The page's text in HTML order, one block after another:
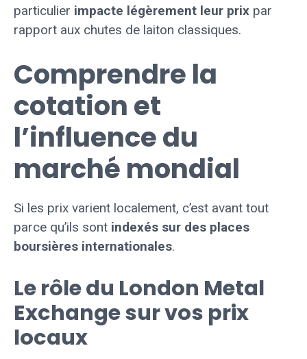
particulier impacte légèrement leur prix par
rapport aux chutes de laiton classiques.
Comprendre la
cotation et
l’influence du
marché mondial
Si les prix varient localement, c’est avant tout
parce qu’ils sont indexés sur des places
boursières internationales.
Le rôle du London Metal
Exchange sur vos prix
locaux